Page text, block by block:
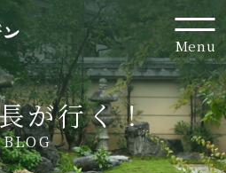
Menu
が行く！
BLOG